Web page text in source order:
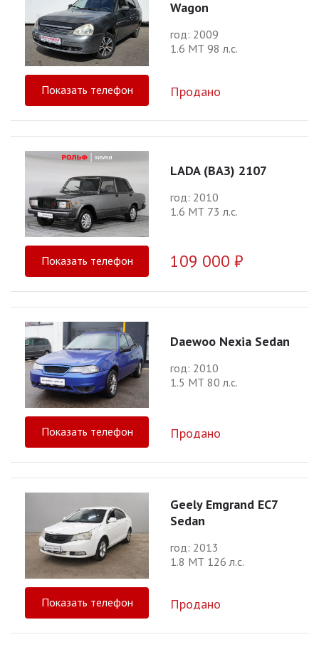
Wagon
год: 2009
1.6 МТ 98 л.с.
Показать телефон Продано
LADA (ВАЗ) 2107
год: 2010
1.6 МТ 73 л.с.
Показать телефон 109 000 ₽
Daewoo Nexia Sedan
год: 2010
1.5 МТ 80 л.с.
Показать телефон Продано
Geely Emgrand EC7
Sedan
год: 2013
1.8 МТ 126 л.с.
Показать телефон Продано